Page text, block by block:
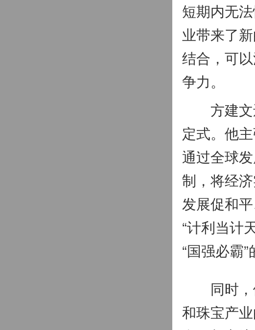
短期内无
业带来了
结合，可
争力。
方建文
定式。他
通过全球
制，将经
发展促和
“计利当计
“国强必霸
同时，
和珠宝产